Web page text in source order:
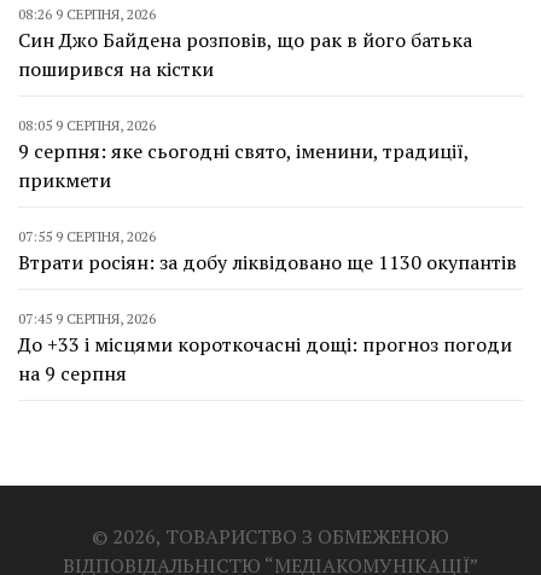
08:26 9 СЕРПНЯ, 2026
Син Джо Байдена розповів, що рак в його батька
поширився на кістки
08:05 9 СЕРПНЯ, 2026
9 серпня: яке сьогодні свято, іменини, традиції,
прикмети
07:55 9 СЕРПНЯ, 2026
Втрати росіян: за добу ліквідовано ще 1130 окупантів
07:45 9 СЕРПНЯ, 2026
До +33 і місцями короткочасні дощі: прогноз погоди
на 9 серпня
© 2026, ТОВАРИСТВО З ОБМЕЖЕНОЮ
ВІДПОВІДАЛЬНІСТЮ “МЕДІАКОМУНІКАЦІЇ”